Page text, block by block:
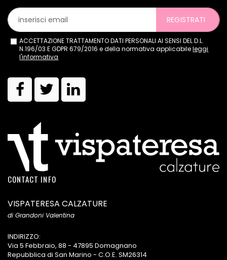
REGISTRATI
ACCETTAZIONE TRATTAMENTO DATI PERSONALI AI SENSI DEL D.L.
N.196/03 E GDPR 679/2016 e della normativa applicabileleggi
l'informativa
CONTACT INFO
VISPATERESA CALZATURE
di Grandoni Valentina
INDIRIZZO:
Via 5 Febbraio, 88 - 47895 Domagnano
Repubblica di San Marino - C.O.E. SM26314